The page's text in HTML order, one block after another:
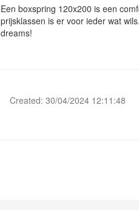
Een boxspring 120x200 is een
prijsklassen is er voor ieder wat
dreams!
Created: 30/04/2024 12:11:48